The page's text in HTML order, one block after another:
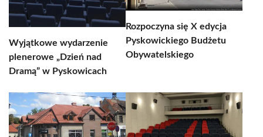
Wyjątkowe wydarzenie
plenerowe „Dzień nad
Dramą” w Pyskowicach
Rozpoczyna się X edycja
Pyskowickiego Budżetu
Obywatelskiego